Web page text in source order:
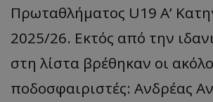
Πρωταθλήματος U19 Α’
2025/26. Εκτός από την
στη λίστα βρέθηκαν οι
ποδοσφαιριστές: Ανδρέας